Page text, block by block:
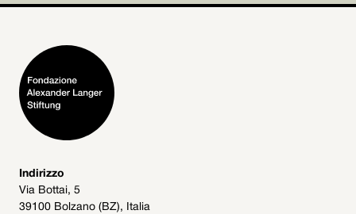
Indirizzo
Via Bottai, 5
39100 Bolzano (BZ), Italia